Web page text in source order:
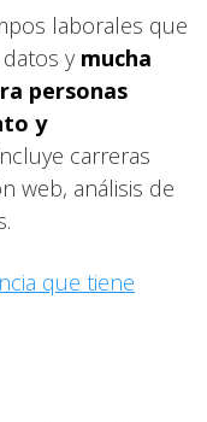
laborales que
y mucha
personas
y
carreras
web, análisis de
que tiene